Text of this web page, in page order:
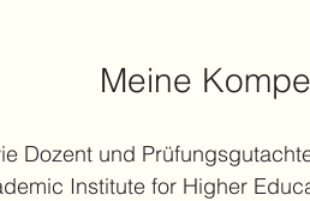
Meine
Dozent und
Institute for Higher